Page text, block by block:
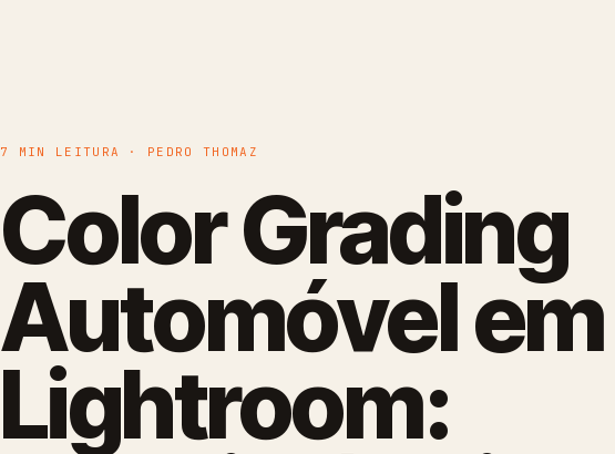
7 MIN LEITURA · PEDRO THOMAZ
Color Grading
Automóvel em
Lightroom: